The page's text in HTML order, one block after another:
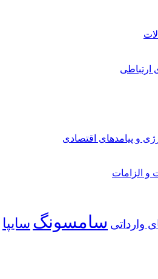
ارتباطی
و پیامدهای اقتصادی
و الزامات
وارداتی سامسونگ سایپا